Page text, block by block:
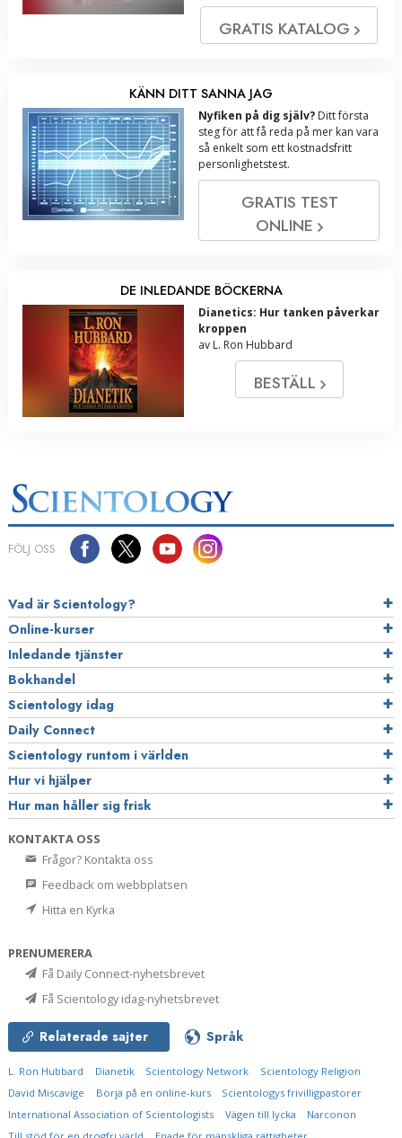
GRATIS KATALOG
KÄNN DITT SANNA JAG
Nyfiken på dig själv? Ditt första
steg för att få reda på mer kan vara
så enkelt som ett kostnadsfritt
personlighetstest.
GRATIS TEST
ONLINE
DE INLEDANDE BÖCKERNA
Dianetics: Hur tanken påverkar
kroppen
av L. Ron Hubbard
BESTÄLL
FÖLJ OSS
Vad är Scientology?
Online-kurser
Inledande tjänster
Bokhandel
Scientology idag
Daily Connect
Scientology runtom i världen
Hur vi hjälper
Hur man håller sig frisk
KONTAKTA OSS
Frågor? Kontakta oss
Feedback om webbplatsen
Hitta en Kyrka
PRENUMERERA
Få Daily Connect-nyhetsbrevet
Få Scientology idag-nyhetsbrevet
Relaterade sajter Språk
L. Ron Hubbard Dianetik Scientology Network
Scientology Religion
David Miscavige
Börja på en online-kurs
Scientologys frivilligpastorer
International Association of Scientologists
Vägen till lycka
Narconon